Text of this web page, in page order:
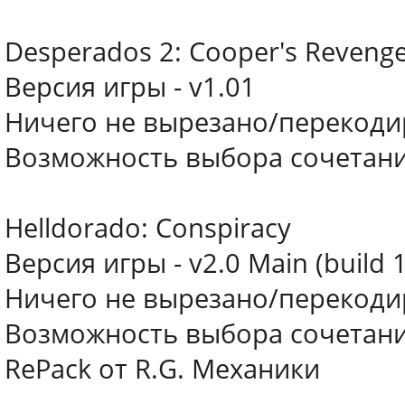
Desperados 2: Cooper's
Версия игры - v1.01
Ничего не вырезано/
Возможность выбора
Helldorado: Conspiracy
Версия игры - v2.0 Main (build
Ничего не вырезано/
Возможность выбора
RePack от R.G. Механики